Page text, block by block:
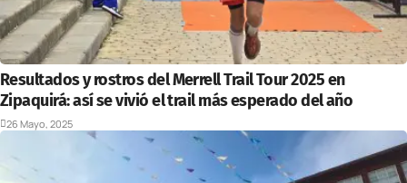
Resultados y rostros del Merrell Trail Tour 2025 en
Zipaquirá: así se vivió el trail más esperado del año
26 Mayo, 2025